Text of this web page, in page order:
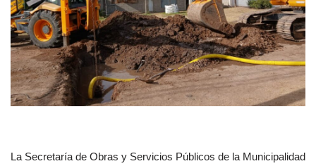
La Secretaría de Obras y Servicios Públicos de la Municipalidad